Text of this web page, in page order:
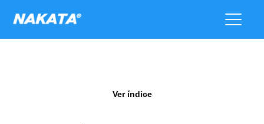
Ver índice